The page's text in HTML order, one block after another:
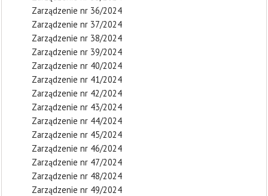
Zarządzenie nr 36/2024
Zarządzenie nr 37/2024
Zarządzenie nr 38/2024
Zarządzenie nr 39/2024
Zarządzenie nr 40/2024
Zarządzenie nr 41/2024
Zarządzenie nr 42/2024
Zarządzenie nr 43/2024
Zarządzenie nr 44/2024
Zarządzenie nr 45/2024
Zarządzenie nr 46/2024
Zarządzenie nr 47/2024
Zarządzenie nr 48/2024
Zarządzenie nr 49/2024